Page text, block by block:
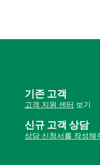
기존 고객
고객 지원 센터 보기
신규 고객 상담
상담 신청서를 작성해